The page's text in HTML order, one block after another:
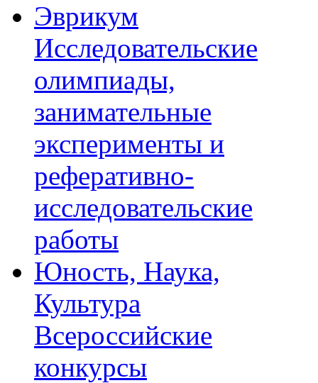
Эврикум
Исследовательские
олимпиады,
занимательные
эксперименты и
реферативно-
исследовательские
работы
Юность, Наука,
Культура
Всероссийские
конкурсы